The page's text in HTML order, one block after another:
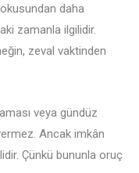
daha
zamanla ilgilidir.
zeval vaktinden
veya gündüz
Ancak imkân
Çünkü bununla oruç